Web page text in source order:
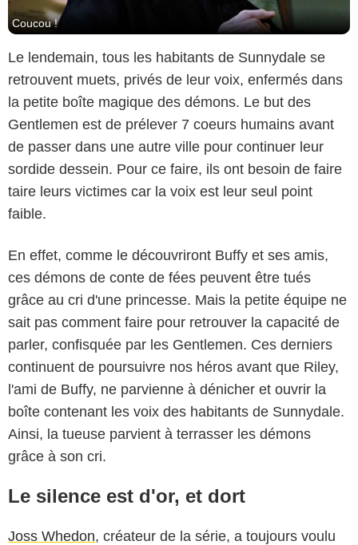
Coucou !
Le lendemain, tous les habitants de Sunnydale se
retrouvent muets, privés de leur voix, enfermés dans
la petite boîte magique des démons. Le but des
Gentlemen est de prélever 7 coeurs humains avant
de passer dans une autre ville pour continuer leur
sordide dessein. Pour ce faire, ils ont besoin de faire
taire leurs victimes car la voix est leur seul point
faible.
En effet, comme le découvriront Buffy et ses amis,
ces démons de conte de fées peuvent être tués
grâce au cri d'une princesse. Mais la petite équipe ne
sait pas comment faire pour retrouver la capacité de
parler, confisquée par les Gentlemen. Ces derniers
continuent de poursuivre nos héros avant que Riley,
l'ami de Buffy, ne parvienne à dénicher et ouvrir la
boîte contenant les voix des habitants de Sunnydale.
Ainsi, la tueuse parvient à terrasser les démons
grâce à son cri.
Le silence est d'or, et dort
Joss Whedon, créateur de la série, a toujours voulu